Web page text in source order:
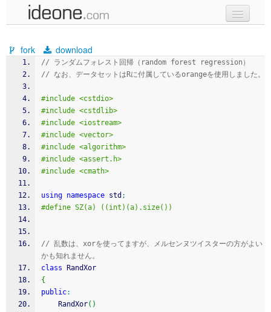
samples
recent codes
sign in
fork download
// ランダムフォレスト回帰（random forest regression）
// なお、データセットはRに付属しているorangeを使用しました。
#include <cstdio>
#include <cstdlib>
#include <iostream>
#include <vector>
#include <algorithm>
#include <assert.h>
#include <cmath>
using namespace std ;
#define SZ(a) ((int)(a).size())
// 乱数は、xorを使ってますが、メルセンヌツイスターの方がよい
かも知れません。
class RandXor
{
public:
	RandXor
( )